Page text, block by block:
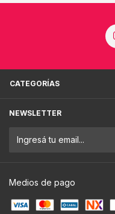
CATEGORÍAS
NEWSLETTER
Medios de pago